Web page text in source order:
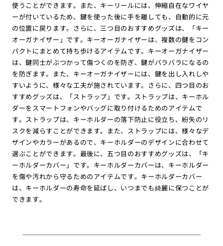
使うことができます。また、キーリールには、伸縮自在なワイヤ
ーが付いているため、鍵を使った後に手を離しても、自動的に元
の位置に戻ります。さらに、三つ目のおすすめグッズは、「キー
オーガナイザー」です。キーオーガナイザーは、複数の鍵をコン
パクトにまとめて持ち歩けるアイテムです。キーオーガナイザー
は、鍵同士がぶつかって傷つくのを防ぎ、鍵がバラバラになるの
を防ぎます。また、キーオーガナイザーには、鍵を出し入れしや
すいように、様々な工夫が施されています。さらに、四つ目のお
すすめグッズは、「ストラップ」です。ストラップは、キーホル
ダーをスマートフォンやバッグに取り付けるためのアイテムで
す。ストラップは、キーホルダーの落下防止に役立ち、紛失のリ
スクを減らすことができます。また、ストラップには、様々なデ
ザインやカラーがあるので、キーホルダーのデザインに合わせて
選ぶことができます。最後に、五つ目のおすすめグッズは、「キ
ーホルダーカバー」です。キーホルダーカバーは、キーホルダー
を傷や汚れから守るためのアイテムです。キーホルダーカバー
は、キーホルダーの寿命を延ばし、いつまでも綺麗に保つことが
できます。